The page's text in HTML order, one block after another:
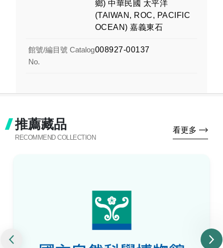
鄉) 中華民國 太平洋
(TAIWAN, ROC, PACIFIC
OCEAN) 嘉義東石
館號/編目號 Catalog
No.
008927-00137
推薦藏品
RECOMMEND COLLECTION
看更多